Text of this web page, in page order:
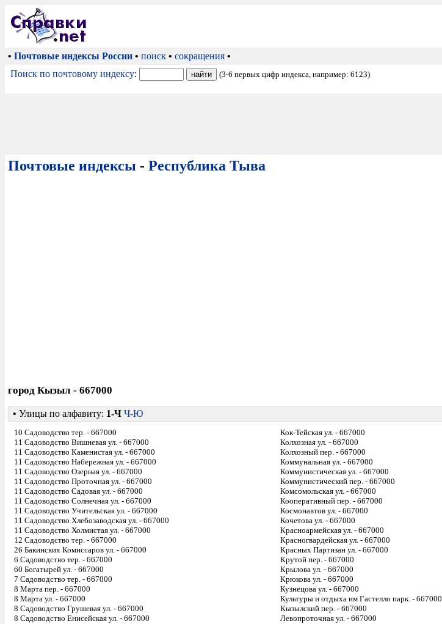
• Почтовые индексы России • поиск • сокращения •
Поиск по почтовому индексу: (3-6 первых цифр индекса, например: 6123)
Почтовые индексы - Республика Тыва
город Кызыл - 667000
• Улицы по алфавиту: 1-Ч Ч-Ю
10 Садоводство тер. - 667000
11 Садоводство Вишневая ул. - 667000
11 Садоводство Каменистая ул. - 667000
11 Садоводство Набережная ул. - 667000
11 Садоводство Озерная ул. - 667000
11 Садоводство Проточная ул. - 667000
11 Садоводство Садовая ул. - 667000
11 Садоводство Солнечная ул. - 667000
11 Садоводство Учительская ул. - 667000
11 Садоводство Хлебозаводская ул. - 667000
11 Садоводство Холмистая ул. - 667000
12 Садоводство тер. - 667000
26 Бакинских Комиссаров ул. - 667000
6 Садоводство тер. - 667000
60 Богатырей ул. - 667000
7 Садоводство тер. - 667000
8 Марта пер. - 667000
8 Марта ул. - 667000
8 Садоводство Грушевая ул. - 667000
8 Садоводство Енисейская ул. - 667000
Кок-Тейская ул. - 667000
Колхозная ул. - 667000
Колхозный пер. - 667000
Коммунальная ул. - 667000
Коммунистическая ул. - 667000
Коммунистический пер. - 667000
Комсомольская ул. - 667000
Кооперативный пер. - 667000
Космонавтов ул. - 667000
Кочетова ул. - 667000
Красноармейская ул. - 667000
Красногвардейская ул. - 667000
Красных Партизан ул. - 667000
Крутой пер. - 667000
Крылова ул. - 667000
Крюкова ул. - 667000
Кузнецова ул. - 667000
Культуры и отдыха им Гастелло парк. - 667000
Кызылский пер. - 667000
Левопроточная ул. - 667000